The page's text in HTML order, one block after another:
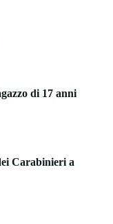
di 17 anni
Carabinieri a